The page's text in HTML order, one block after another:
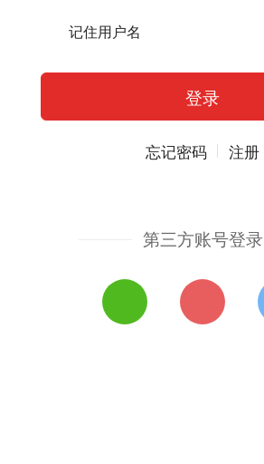
记住用户名
忘记密码 注册
第三方账号登录